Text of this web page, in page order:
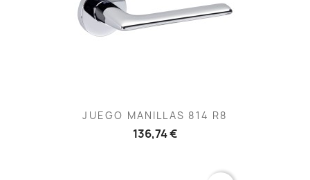
JUEGO MANILLAS 814 R8
136,74 €